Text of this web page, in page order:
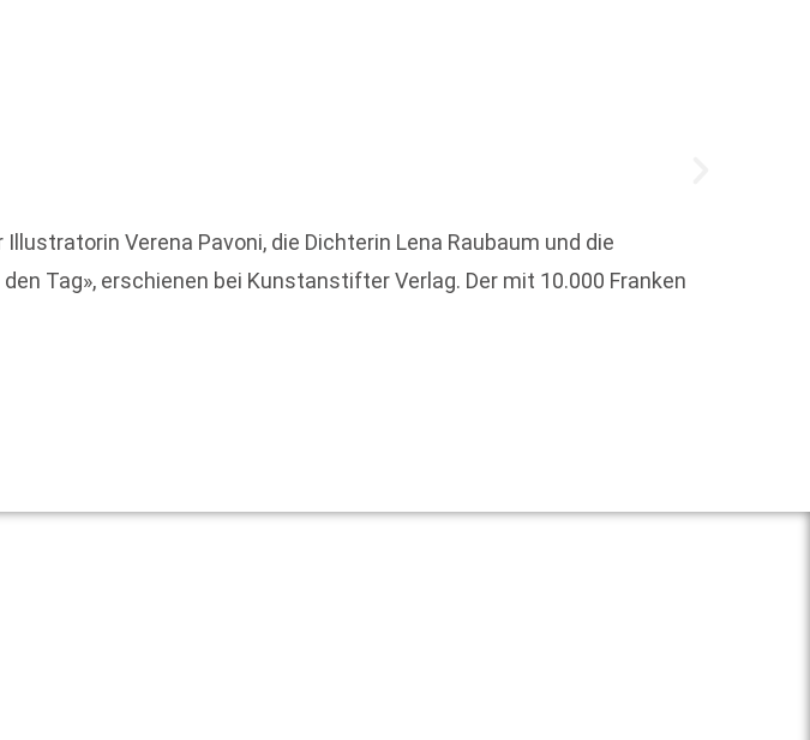
Verena Pavoni, die Dichterin Lena Raubaum und die
Tag», erschienen bei Kunstanstifter Verlag. Der mit 10.000 Franken